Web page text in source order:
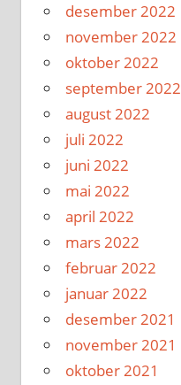
desember 2022
november 2022
oktober 2022
september 2022
august 2022
juli 2022
juni 2022
mai 2022
april 2022
mars 2022
februar 2022
januar 2022
desember 2021
november 2021
oktober 2021